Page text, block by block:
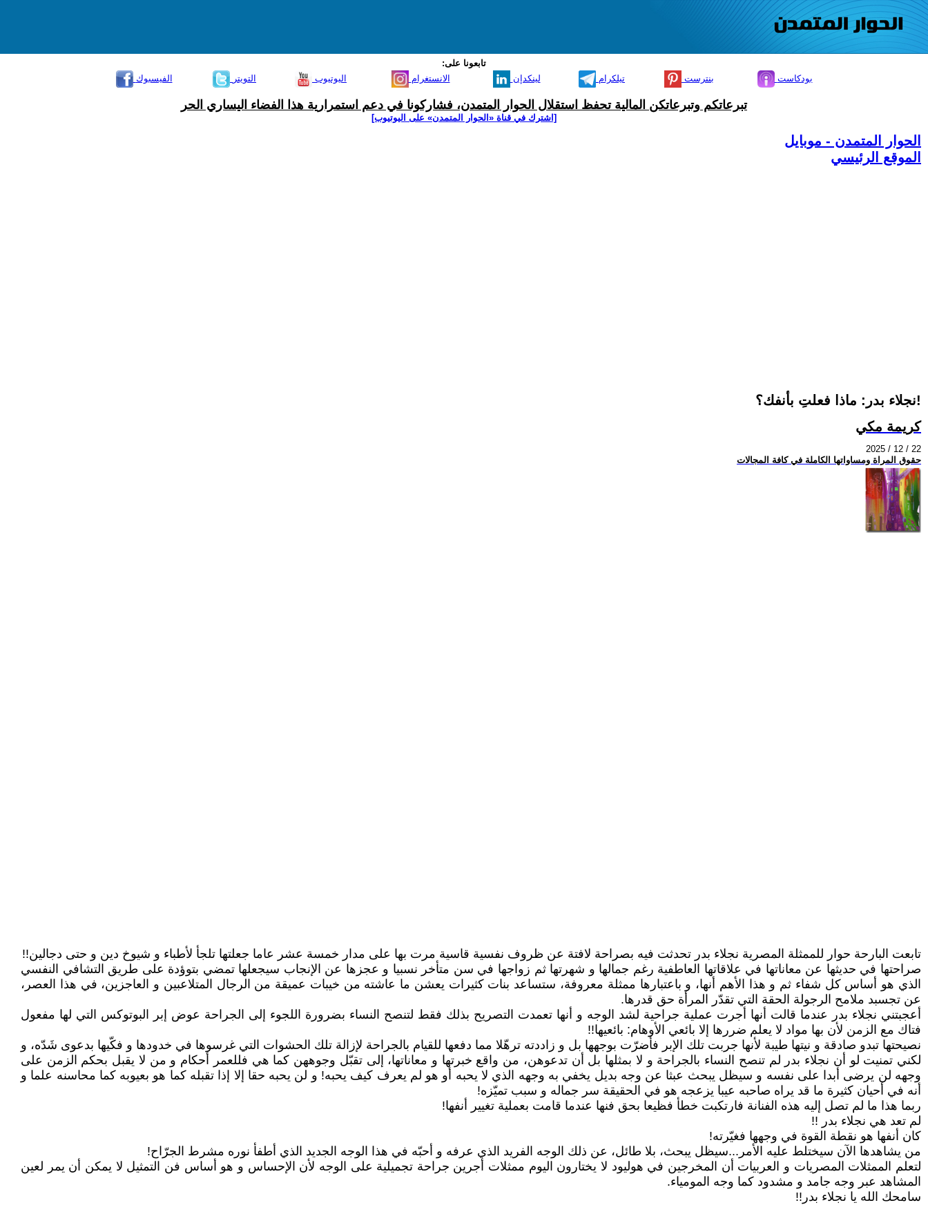
تابعونا على:
الفيسبوك
التويتر اليوتيوب الانستغرام لينكدإن تيلكرام بنترست بودكاست
تبرعاتكم وتبرعاتكن المالية تحفظ استقلال الحوار المتمدن، فشاركونا في دعم استمرارية هذا الفضاء اليساري الحر
[اشترك في قناة ‫«الحوار المتمدن» على اليوتيوب]
الحوار المتمدن - موبايل
الموقع الرئيسي
نجلاء بدر: ماذا فعلتِ بأنفك؟!
كريمة مكي
2025 / 12 / 22
حقوق المراة ومساواتها الكاملة في كافة المجالات
تابعت البارحة حوار للممثلة المصرية نجلاء بدر تحدثت فيه بصراحة لافتة عن ظروف نفسية قاسية مرت بها على مدار خمسة عشر عاما جعلتها تلجأ لأطباء و شيوخ دين و حتى دجالين!!
صراحتها في حديثها عن معاناتها في علاقاتها العاطفية رغم جمالها و شهرتها ثم زواجها في سن متأخر نسبيا و عجزها عن الإنجاب سيجعلها تمضي بتوؤدة على طريق التشافي النفسي
الذي هو أساس كل شفاء ثم و هذا الأهم أنها، و باعتبارها ممثلة معروفة، ستساعد بنات كثيرات يعشن ما عاشته من خيبات عميقة من الرجال المتلاعبين و العاجزين، في هذا العصر،
عن تجسبد ملامح الرجولة الحقة التي تقدّر المرأة حق قدرها.
أعجبتني نجلاء بدر عندما قالت أنها أجرت عملية جراحية لشد الوجه و أنها تعمدت التصريح بذلك فقط لتنصح النساء بضرورة اللجوء إلى الجراحة عوض إبر البوتوكس التي لها مفعول
فتاك مع الزمن لأن بها مواد لا يعلم ضررها إلا بائعي الأوهام: بائعيها!!
نصيحتها تبدو صادقة و نيتها طيبة لأنها جربت تلك الإبر فأضرّت بوجهها بل و زاددته ترهّلا مما دفعها للقيام بالجراحة لإزالة تلك الحشوات التي غرسوها في خدودها و فكّيها بدعوى شَدّه، و
لكني تمنيت لو أن نجلاء بدر لم تنصح النساء بالجراحة و لا بمثلها بل أن تدعوهن، من واقع خبرتها و معاناتها، إلى تقبّل وجوههن كما هي فللعمر أحكام و من لا يقبل بحكم الزمن على
وجهه لن يرضى أبدا على نفسه و سيظل يبحث عبثا عن وجه بديل يخفي به وجهه الذي لا يحبه أو هو لم يعرف كيف يحبه! و لن يحبه حقا إلا إذا تقبله كما هو بعيوبه كما محاسنه علما و
أنه في أحيان كثيرة ما قد يراه صاحبه عيبا يزعجه هو في الحقيقة سر جماله و سبب تميّزه!
ربما هذا ما لم تصل إليه هذه الفنانة فارتكبت خطأ فظيعا بحق فنها عندما قامت بعملية تغيير أنفها!
لم تعد هي نجلاء بدر !!
كان أنفها هو نقطة القوة في وجهها فغيّرته!
من يشاهدها الآن سيختلط عليه الأمر...سيظل يبحث، بلا طائل، عن ذلك الوجه الفريد الذي عرفه و أحبّه في هذا الوجه الجديد الذي أطفأ نوره مشرط الجرّاح!
لتعلم الممثلات المصريات و العربيات أن المخرجين في هوليود لا يختارون اليوم ممثلات أجرين جراحة تجميلية على الوجه لأن الإحساس و هو أساس فن التمثيل لا يمكن أن يمر لعين
المشاهد عبر وجه جامد و مشدود كما وجه المومياء.
سامحك الله يا نجلاء بدر!!